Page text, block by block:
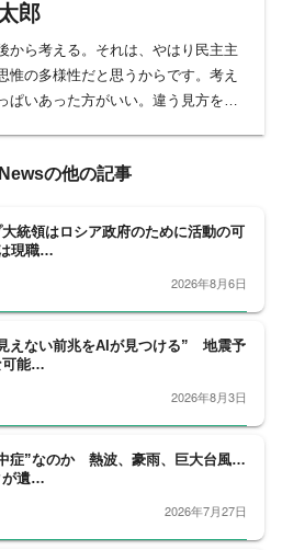
郎
から考える。それは、やはり民主主
惟の多様性だと思うからです。考え
ぱいあった方がいい。違う見方を提
っています。
応義塾大学法学部卒業。
者を経験した後、フリージャーナリ
身。フジテレビ系ニュース番組「ニ
系「Ｍｒ．サンデー」のコメンテー
める。
の他の記事
大統領はロシア政府のために活動の可
現職…
2026年8月6日
えない前兆をAIが見つける” 地震予
可能…
2026年8月3日
症”なのか 熱波、豪雨、巨大台風…
が遺…
2026年7月27日